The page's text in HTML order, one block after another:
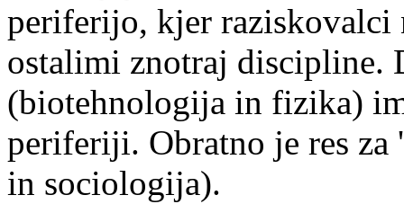
periferijo, kjer raziskovalci
ostalimi znotraj
(biotehnologija in fizika)
periferiji. Obratno je res
in sociologija).